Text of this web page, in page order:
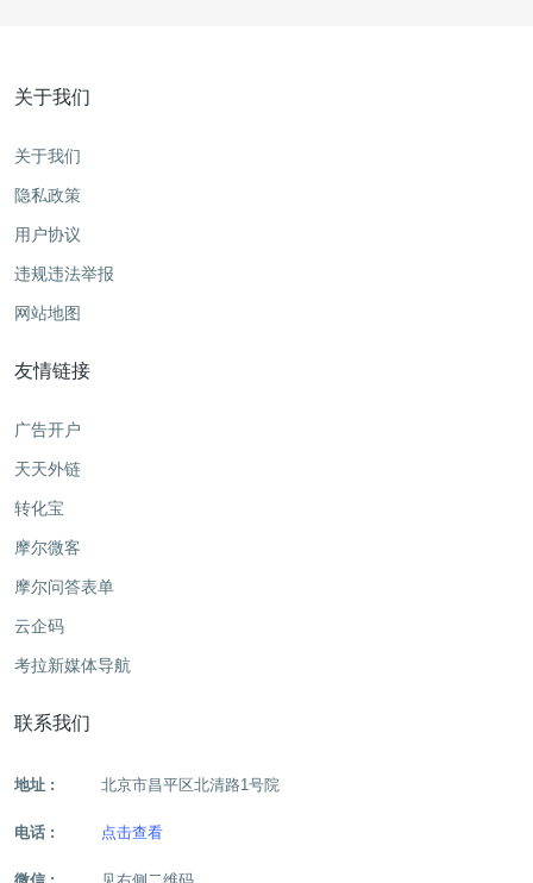
关于我们
关于我们
隐私政策
用户协议
违规违法举报
网站地图
友情链接
广告开户
天天外链
转化宝
摩尔微客
摩尔问答表单
云企码
考拉新媒体导航
联系我们
地址 : 北京市昌平区北清路1号院
电话 : 点击查看